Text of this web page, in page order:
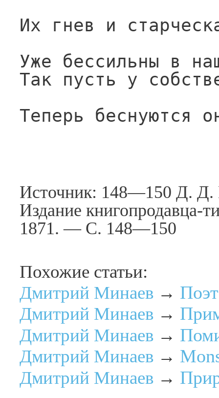
Их гнев и
Уже бессильны в
Так пусть у
Теперь беснуются
Источник: 148—150 Д.
Издание книгопродавца-
1871. — С. 148—150
Похожие статьи:
Дмитрий Минаев →
Дмитрий Минаев →
Дмитрий Минаев →
Дмитрий Минаев →
Дмитрий Минаев →